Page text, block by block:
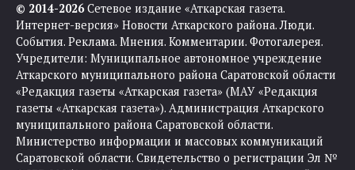
© 2014-2026Сетевое издание «Аткарская газета.
Интернет-версия» Новости Аткарского района. Люди.
События. Реклама. Мнения. Комментарии. Фотогалерея.
Учредители: Муниципальное автономное учреждение
Аткарского муниципального района Саратовской области
«Редакция газеты «Аткарская газета» (МАУ «Редакция
газеты «Аткарская газета»). Администрация Аткарского
муниципального района Саратовской области.
Министерство информации и массовых коммуникаций
Саратовской области. Свидетельство о регистрации Эл №